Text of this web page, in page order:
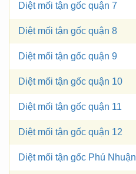
Diệt mối tận gốc quận 7
Diệt mối tận gốc quận 8
Diệt mối tận gốc quận 9
Diệt mối tận gốc quận 10
Diệt mối tận gốc quận 11
Diệt mối tận gốc quận 12
Diệt mối tận gốc Phú Nhuận